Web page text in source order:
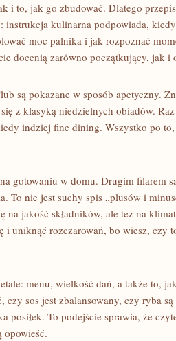
i to, jak go zbudować. Dlatego
kulinarna podpowiada,
moc palnika i jak rozpoznać
docenią zarówno początkujący, jak
są pokazane w sposób apetyczny.
z klasyką niedzielnych obiadów.
indziej fine dining. Wszystko po to,
gotowaniu w domu. Drugim filarem
To nie jest suchy spis „plusów i
na jakość składników, ale też na
i uniknąć rozczarowań, bo wiesz, czy
menu, wielkość dań, a także to,
sos jest zbalansowany, czy ryba
posiłek. To podejście sprawia, że
opowieść.